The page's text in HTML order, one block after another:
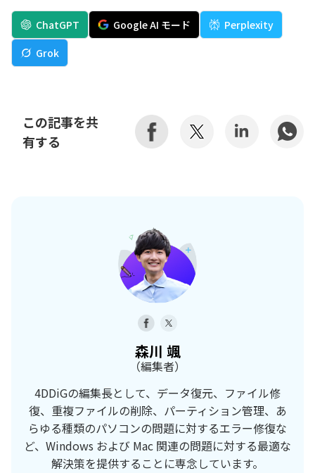
ChatGPT Google AI モード
Perplexity
Grok
この記事を共
有する
森川 颯
（編集者）
4DDiGの編集長として、データ復元、ファイル修
復、重複ファイルの削除、パーティション管理、あ
らゆる種類のパソコンの問題に対するエラー修復な
ど、Windows および Mac 関連の問題に対する最適な
解決策を提供することに専念しています。